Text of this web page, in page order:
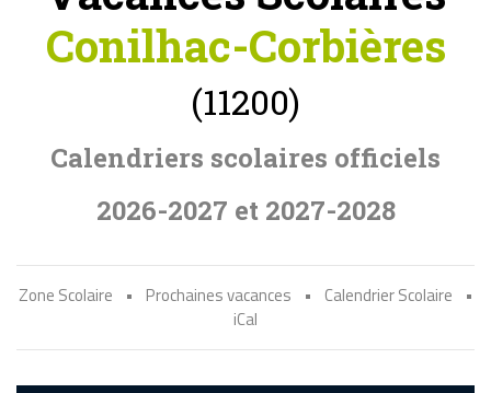
Conilhac-Corbières
(11200)
Calendriers scolaires officiels
2026-2027 et 2027-2028
Zone Scolaire • Prochaines vacances • Calendrier Scolaire
•
iCal